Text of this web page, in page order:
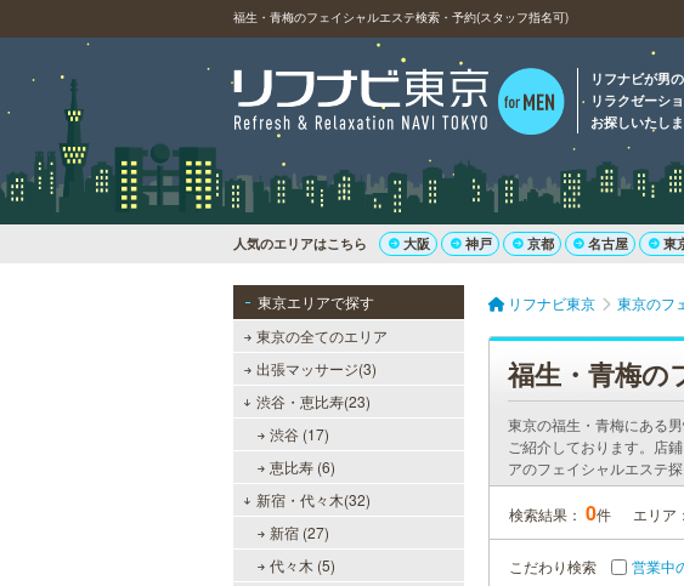
福生・青梅のフェイシャルエステ検索・予約(スタッフ指名可)
リフナビが男
リラクゼーシ
お探しいたし
人気のエリアはこちら 大阪 神戸 京都 名古屋 東
東京エリアで探す
東京の全てのエリア
出張マッサージ(3)
渋谷・恵比寿(23)
渋谷 (17)
恵比寿 (6)
新宿・代々木(32)
新宿 (27)
代々木 (5)
リフナビ東京 東京のフ
福生・青梅の
東京の福生・青梅にある
ご紹介しております。店
アのフェイシャルエステ
検索結果： 0件 エリア：
こだわり検索 営業中